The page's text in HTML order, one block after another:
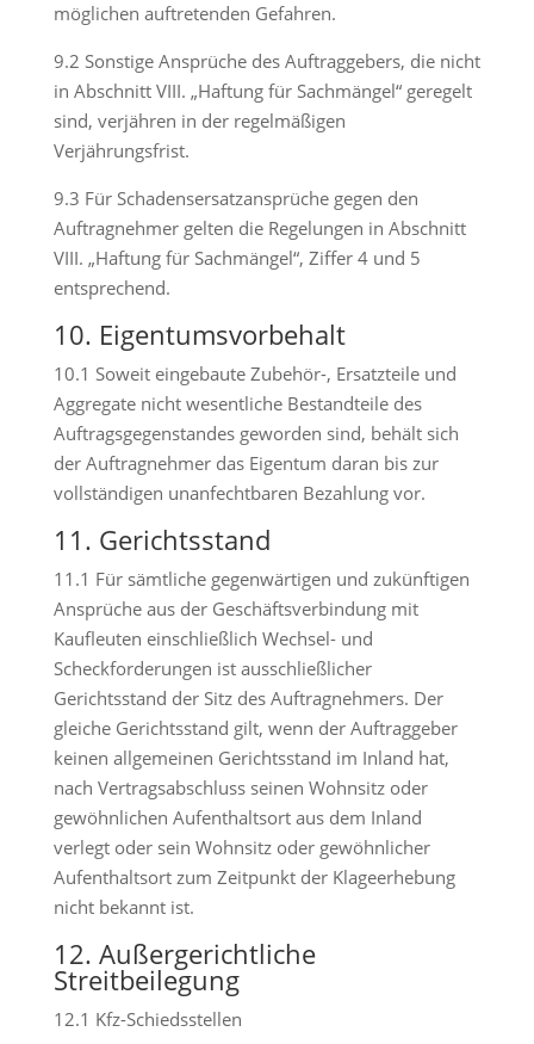
möglichen auftretenden Gefahren.
9.2 Sonstige Ansprüche des Auftraggebers, die nicht
in Abschnitt VIII. „Haftung für Sachmängel“ geregelt
sind, verjähren in der regelmäßigen
Verjährungsfrist.
9.3 Für Schadensersatzansprüche gegen den
Auftragnehmer gelten die Regelungen in Abschnitt
VIII. „Haftung für Sachmängel“, Ziffer 4 und 5
entsprechend.
10. Eigentumsvorbehalt
10.1 Soweit eingebaute Zubehör-, Ersatzteile und
Aggregate nicht wesentliche Bestandteile des
Auftragsgegenstandes geworden sind, behält sich
der Auftragnehmer das Eigentum daran bis zur
vollständigen unanfechtbaren Bezahlung vor.
11. Gerichtsstand
11.1 Für sämtliche gegenwärtigen und zukünftigen
Ansprüche aus der Geschäftsverbindung mit
Kaufleuten einschließlich Wechsel- und
Scheckforderungen ist ausschließlicher
Gerichtsstand der Sitz des Auftragnehmers. Der
gleiche Gerichtsstand gilt, wenn der Auftraggeber
keinen allgemeinen Gerichtsstand im Inland hat,
nach Vertragsabschluss seinen Wohnsitz oder
gewöhnlichen Aufenthaltsort aus dem Inland
verlegt oder sein Wohnsitz oder gewöhnlicher
Aufenthaltsort zum Zeitpunkt der Klageerhebung
nicht bekannt ist.
12. Außergerichtliche
Streitbeilegung
12.1 Kfz-Schiedsstellen